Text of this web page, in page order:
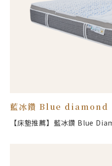
藍冰鑽 Blue diamond
【床墊推薦】藍冰鑽 Blue